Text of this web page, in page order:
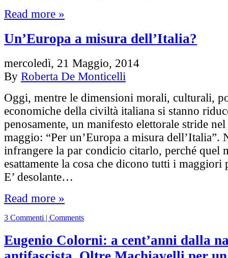
Read more »
Un’Europa a misura dell’Italia?
mercoledì, 21 Maggio, 2014
By Roberta De Monticelli
Oggi, mentre le dimensioni morali, culturali,
economiche della civiltà italiana si stanno
penosamente, un manifesto elettorale stride
maggio: “Per un’Europa a misura dell’Italia”.
infrangere la par condicio citarlo, perché quel
esattamente la cosa che dicono tutti i
E’ desolante…
Read more »
3 Commenti | Comments
Eugenio Colorni: a cent’anni dalla